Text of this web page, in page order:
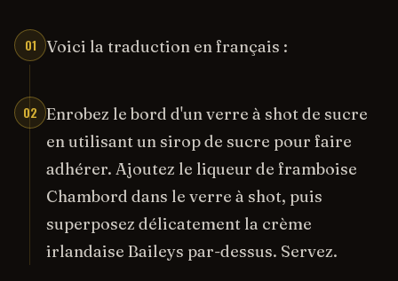
01 Voici la traduction en français :
02 Enrobez le bord d'un verre à shot de sucre
en utilisant un sirop de sucre pour faire
adhérer. Ajoutez le liqueur de framboise
Chambord dans le verre à shot, puis
superposez délicatement la crème
irlandaise Baileys par-dessus. Servez.